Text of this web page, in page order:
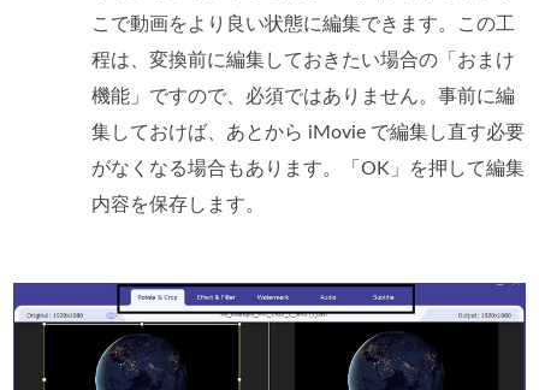
こで動画をより良い状態に編集できます。この工
程は、変換前に編集しておきたい場合の「おまけ
機能」ですので、必須ではありません。事前に編
集しておけば、あとから iMovie で編集し直す必要
がなくなる場合もあります。「OK」を押して編集
内容を保存します。